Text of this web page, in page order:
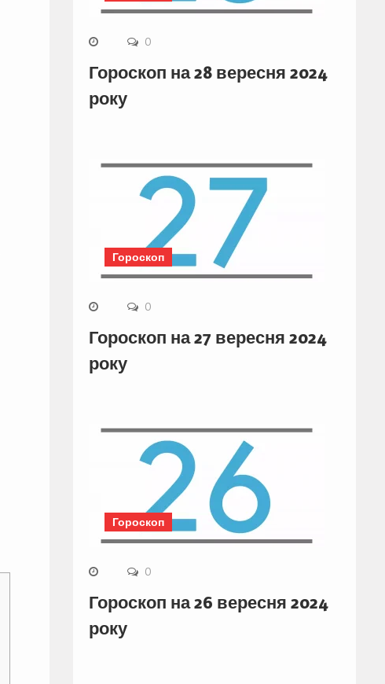
0
Гороскоп на 28 вересня 2024
року
Гороскоп
0
Гороскоп на 27 вересня 2024
року
Гороскоп
0
Гороскоп на 26 вересня 2024
року